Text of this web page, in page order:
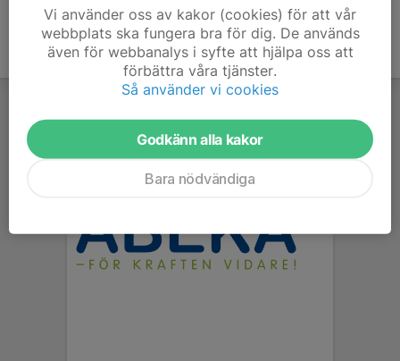
Vi använder oss av kakor (cookies) för att vår
webbplats ska fungera bra för dig. De används
även för webbanalys i syfte att hjälpa oss att
förbättra våra tjänster.
Så använder vi cookies
Godkänn alla kakor
Bara nödvändiga